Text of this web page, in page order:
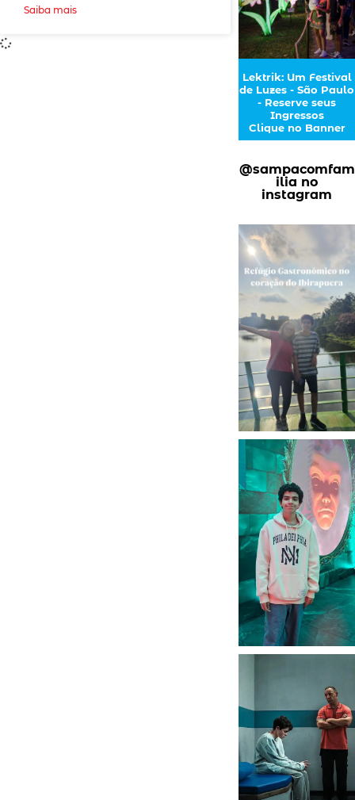
Saiba mais
Lektrik: Um Festival
de Luzes - São Paulo
- Reserve seus
Ingressos
Clique no Banner
@sampacomfam
ilia no
instagram